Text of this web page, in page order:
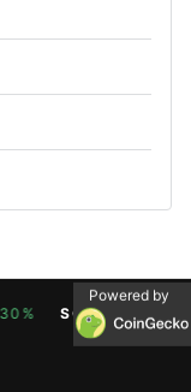
SOL $74.51
Powered by